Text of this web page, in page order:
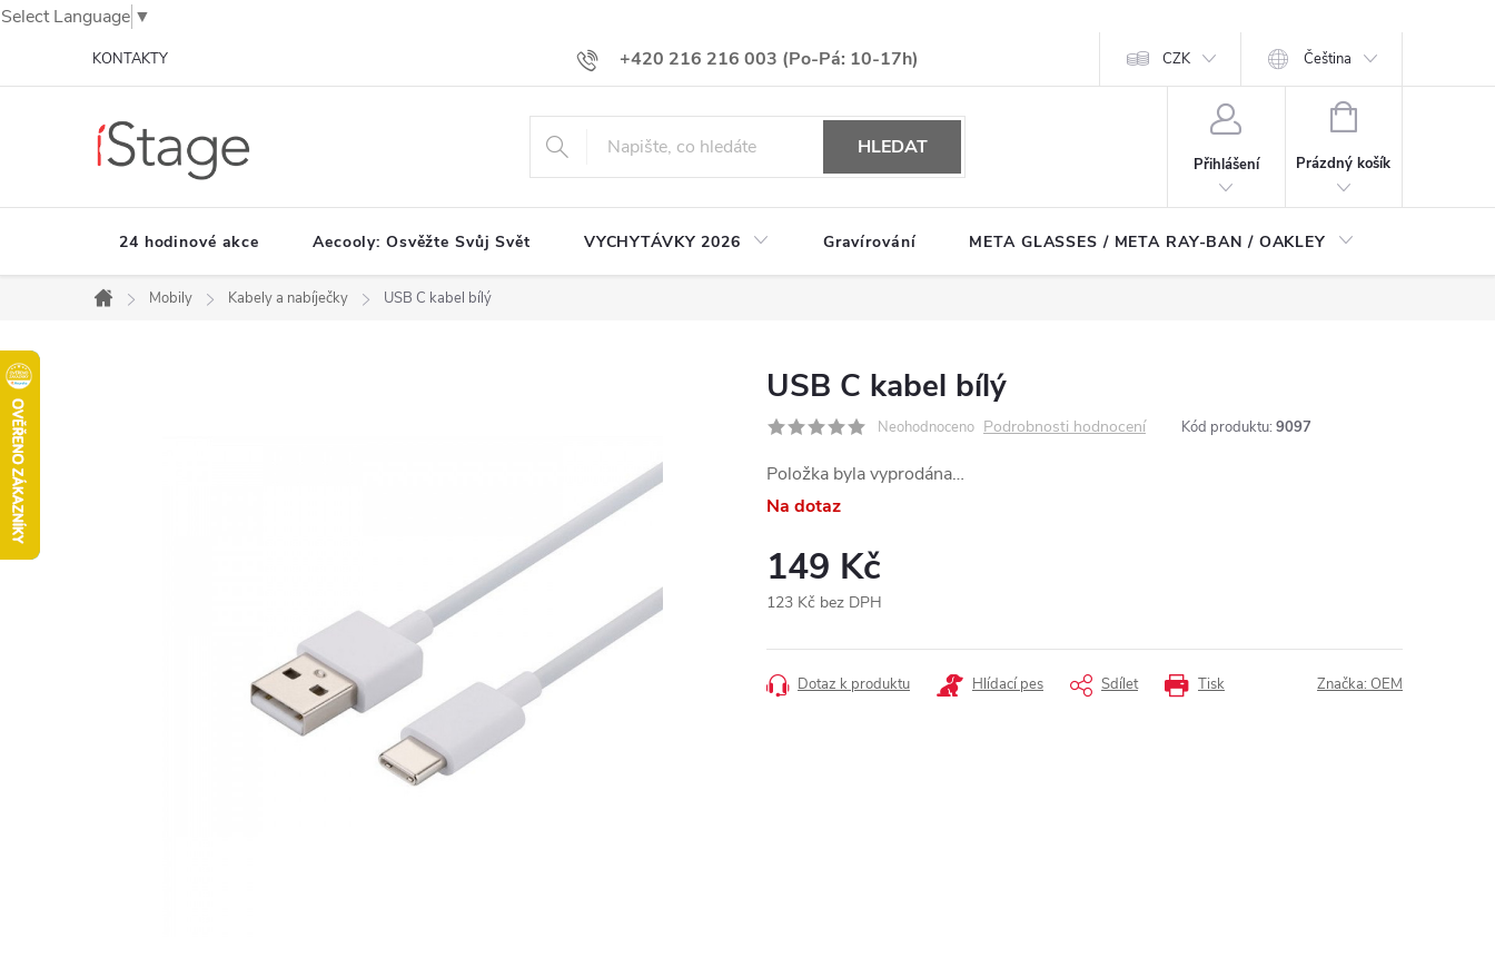
Select Language ▼
+420 216 216 003
KONTAKTY CZK Čeština
HLEDAT
Přihlášení
NÁKUPNÍ
Prázdný košík
24 hodinové akce Aecooly: Osvěžte Svůj Svět VYCHYTÁVKY 2026 Gravírování META GLASSES / META RAY-BAN / OAKLEY
Domů
Mobily Kabely a nabíječky USB C kabel bílý
USB C kabel bílý
Neohodnoceno Podrobnosti hodnocení Kód produktu: 9097
Položka byla vyprodána…
Na dotaz
149 Kč
123 Kč bez DPH
cena:
Tisk
Dotaz k produktu Hlídací pes Sdílet Značka: OEM